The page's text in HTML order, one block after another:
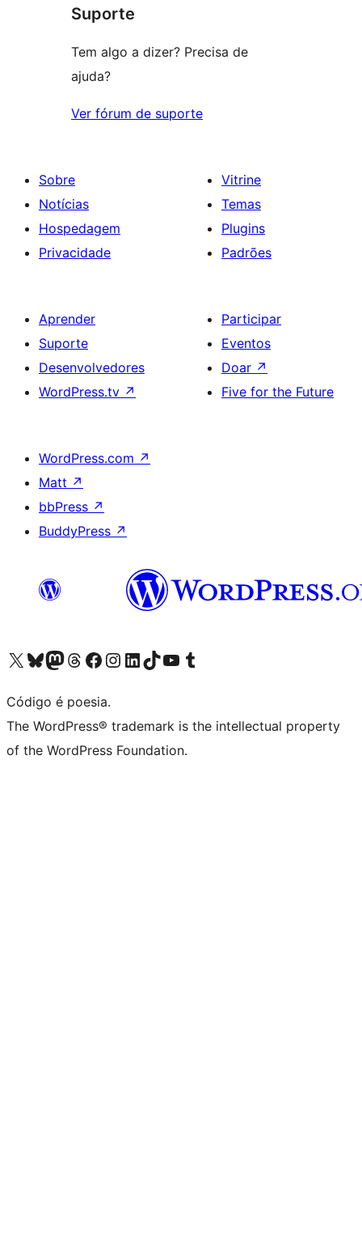
Suporte
Tem algo a dizer? Precisa de
ajuda?
Ver fórum de suporte
Sobre
Notícias
Hospedagem
Privacidade
Vitrine
Temas
Plugins
Padrões
Aprender
Suporte
Desenvolvedores
WordPress.tv ↗
Participar
Eventos
Doar ↗
Five for the Future
WordPress.com ↗
Matt ↗
bbPress ↗
BuddyPress ↗
Acessar nossa conta do X (antigo Twitter)
Acessar nossa conta do Bluesky
Acessar nossa conta do Mastodon
Acessar nossa conta do Threads
Acessar nossa página do Facebook
Acessar nossa conta do Instagram
Acessar nossa conta do LinkedIn
Acessar nossa conta do TikTok
Acessar nosso canal do YouTube
Acessar nossa conta no Tumblr
Código é poesia.
The WordPress® trademark is the intellectual property
of the WordPress Foundation.